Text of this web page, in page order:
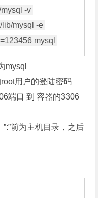
-v
lib/mysql -e
mysql
用户的登陆密码
端口 到 容器的3306
前为主机目录，之后